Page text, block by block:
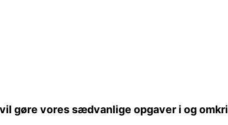
gøre vores sædvanlige opgaver i og